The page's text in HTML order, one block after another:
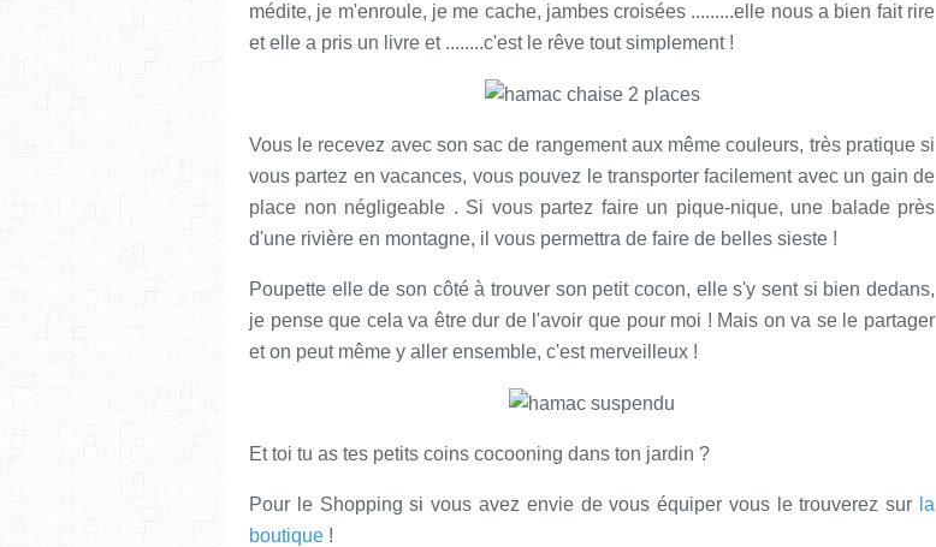
médite, je m'enroule, je me cache, jambes croisées .........elle nous a bien fait rire
et elle a pris un livre et ........c'est le rêve tout simplement !
Vous le recevez avec son sac de rangement aux même couleurs, très pratique si
vous partez en vacances, vous pouvez le transporter facilement avec un gain de
place non négligeable . Si vous partez faire un pique-nique, une balade près
d'une rivière en montagne, il vous permettra de faire de belles sieste !
Poupette elle de son côté à trouver son petit cocon, elle s'y sent si bien dedans,
je pense que cela va être dur de l'avoir que pour moi ! Mais on va se le partager
et on peut même y aller ensemble, c'est merveilleux !
Et toi tu as tes petits coins cocooning dans ton jardin ?
Pour le Shopping si vous avez envie de vous équiper vous le trouverez sur la
boutique !